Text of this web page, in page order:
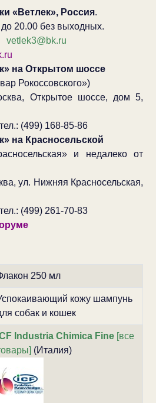
«Ветлек», Россия.
20.00 без выходных.
vetlek3@bk.ru
на Открытом шоссе
Рокоссовского»)
Открытое шоссе, дом 5,
(499) 168-85-86
на Красносельской
и недалеко от
ул. Нижняя Красносельская,
(499) 261-70-83
250 мл
кожу шампунь
собак и кошек
Industria Chimica Fine[все
(Италия)